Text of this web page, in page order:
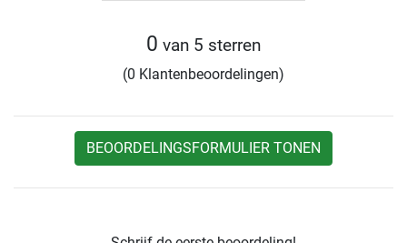
0 van 5 sterren
(0 Klantenbeoordelingen)
BEOORDELINGSFORMULIER TONEN